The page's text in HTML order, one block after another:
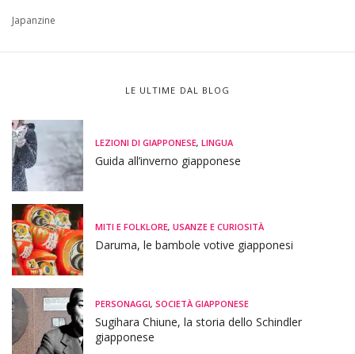
Japanzine
LE ULTIME DAL BLOG
LEZIONI DI GIAPPONESE, LINGUA
Guida all’inverno giapponese
MITI E FOLKLORE, USANZE E CURIOSITÀ
Daruma, le bambole votive giapponesi
PERSONAGGI, SOCIETÀ GIAPPONESE
Sugihara Chiune, la storia dello Schindler
giapponese